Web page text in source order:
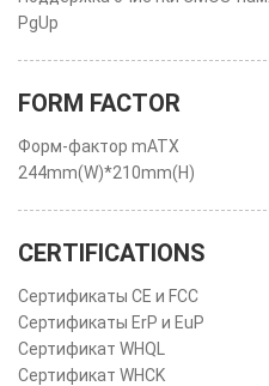
PgUp
FORM FACTOR
Форм-фактор mATX
244mm(W)*210mm(H)
CERTIFICATIONS
Сертификаты CE и FCC
Сертификаты ErP и EuP
Сертификат WHQL
Сертификат WHCK